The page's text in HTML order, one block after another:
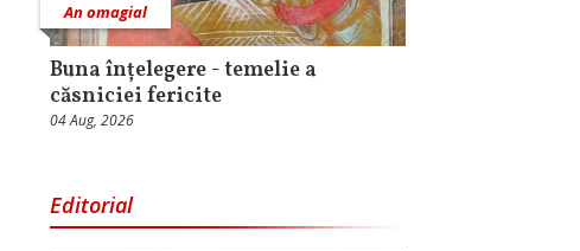
An omagial
Buna înțelegere - temelie a
căsniciei fericite
04 Aug, 2026
Editorial